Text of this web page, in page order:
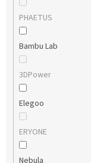
PHAETUS
Bambu Lab
3DPower
Elegoo
ERYONE